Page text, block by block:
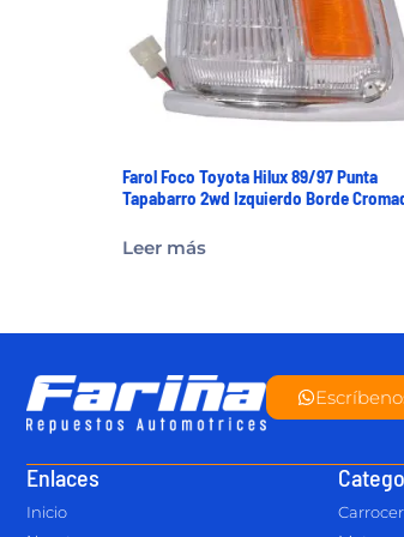
Farol Foco Toyota Hilux 89/97 Punta
Tapabarro 2wd Izquierdo Borde
Leer más
Enlaces
Inicio